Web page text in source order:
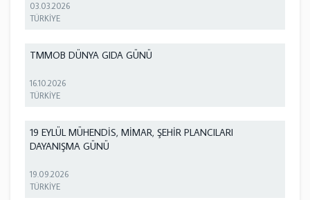
03.03.2026
TÜRKİYE
TMMOB DÜNYA GIDA GÜNÜ
16.10.2026
TÜRKİYE
19 EYLÜL MÜHENDİS, MİMAR, ŞEHİR PLANCILARI
DAYANIŞMA GÜNÜ
19.09.2026
TÜRKİYE